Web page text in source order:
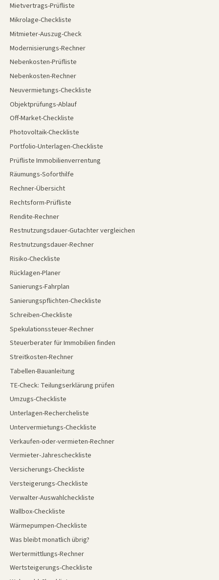
Mietvertrags-Prüfliste
Mikrolage-Checkliste
Mitmieter-Auszug-Check
Modernisierungs-Rechner
Nebenkosten-Prüfliste
Nebenkosten-Rechner
Neuvermietungs-Checkliste
Objektprüfungs-Ablauf
Off-Market-Checkliste
Photovoltaik-Checkliste
Portfolio-Unterlagen-Checkliste
Prüfliste Immobilienverrentung
Räumungs-Soforthilfe
Rechner-Übersicht
Rechtsform-Prüfliste
Rendite-Rechner
Restnutzungsdauer-Gutachter vergleichen
Restnutzungsdauer-Rechner
Risiko-Checkliste
Rücklagen-Planer
Sanierungs-Fahrplan
Sanierungspflichten-Checkliste
Schreiben-Checkliste
Spekulationssteuer-Rechner
Steuerberater für Immobilien finden
Streitkosten-Rechner
Tabellen-Bauanleitung
TE-Check: Teilungserklärung prüfen
Umzugs-Checkliste
Unterlagen-Rechercheliste
Untervermietungs-Checkliste
Verkaufen-oder-vermieten-Rechner
Vermieter-Jahrescheckliste
Versicherungs-Checkliste
Versteigerungs-Checkliste
Verwalter-Auswahlcheckliste
Wallbox-Checkliste
Wärmepumpen-Checkliste
Was bleibt monatlich übrig?
Wertermittlungs-Rechner
Wertsteigerungs-Checkliste